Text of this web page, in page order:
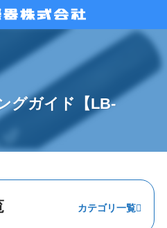
グガイド【LB-